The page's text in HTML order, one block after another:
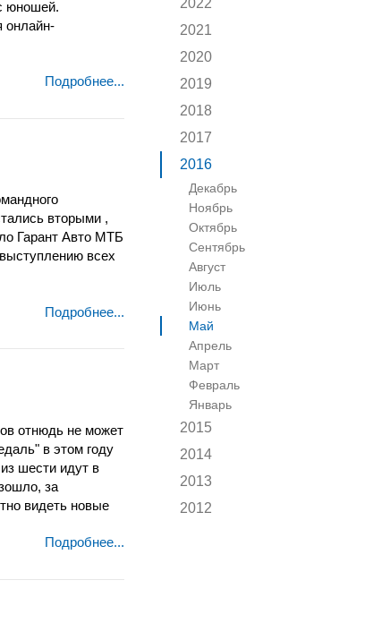
2022
2021
2020
2019
2018
2017
2016
Декабрь
Ноябрь
Октябрь
Сентябрь
Август
Июль
Июнь
Май
Апрель
Март
Февраль
Январь
2015
2014
2013
2012
юношей.
онлайн-
Подробнее...
вторыми ,
Гарант Авто МТБ
всех
Подробнее...
отнюдь не может
в этом году
шести идут в
за
видеть новые
Подробнее...